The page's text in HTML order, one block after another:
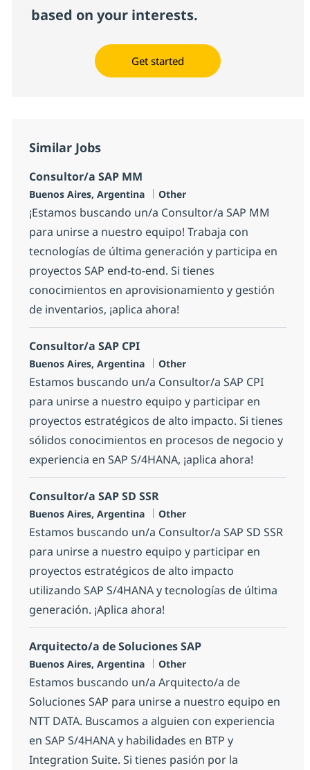
based on your interests.
Get started
Similar Jobs
Consultor/a SAP MM
Location
Buenos Aires, Argentina Category
Other
¡Estamos buscando un/a Consultor/a SAP MM
para unirse a nuestro equipo! Trabaja con
tecnologías de última generación y participa en
proyectos SAP end-to-end. Si tienes
conocimientos en aprovisionamiento y gestión
de inventarios, ¡aplica ahora!
Consultor/a SAP CPI
Location
Buenos Aires, Argentina Category
Other
Estamos buscando un/a Consultor/a SAP CPI
para unirse a nuestro equipo y participar en
proyectos estratégicos de alto impacto. Si tienes
sólidos conocimientos en procesos de negocio y
experiencia en SAP S/4HANA, ¡aplica ahora!
Consultor/a SAP SD SSR
Location
Buenos Aires, Argentina Category
Other
Estamos buscando un/a Consultor/a SAP SD SSR
para unirse a nuestro equipo y participar en
proyectos estratégicos de alto impacto
utilizando SAP S/4HANA y tecnologías de última
generación. ¡Aplica ahora!
Arquitecto/a de Soluciones SAP
Location
Buenos Aires, Argentina Category
Other
Estamos buscando un/a Arquitecto/a de
Soluciones SAP para unirse a nuestro equipo en
NTT DATA. Buscamos a alguien con experiencia
en SAP S/4HANA y habilidades en BTP y
Integration Suite. Si tienes pasión por la